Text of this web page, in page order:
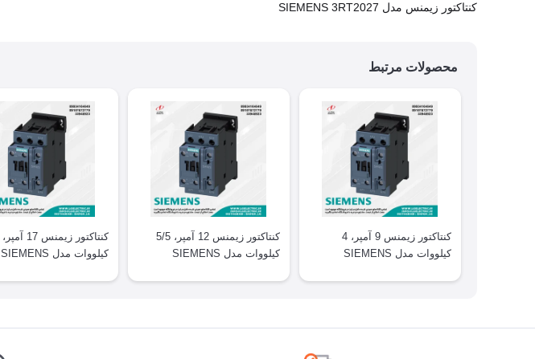
کنتاکتور زیمنس مدل SIEMENS 3RT2027
محصولات مرتبط
کنتاکتور زیمنس 9 آمپر، 4
کیلووات مدل SIEMENS
کنتاکتور زیمنس 12 آمپر، 5/5
کیلووات مدل SIEMENS
کیلووات مدل SIEMENS